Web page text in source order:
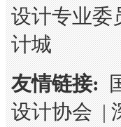
设计专业委
计城
友情链接:
设计协会|